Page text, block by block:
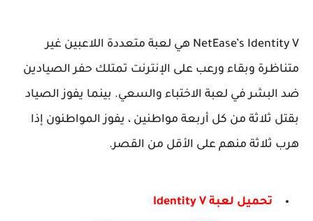
NetEase’s Identity V هي لعبة متعددة اللاعبين غير
متناظرة وبقاء ورعب على الإنترنت تمتلك حفر الصيادين
ضد البشر في لعبة الاختباء والسعي. بينما يفوز الصياد
بقتل ثلاثة من كل أربعة مواطنين ، يفوز المواطنون إذا
هرب ثلاثة منهم على الأقل من القصر.
تحميل لعبة Identity V